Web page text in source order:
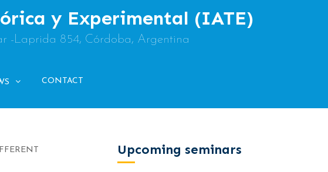
y Experimental (IATE)
-Laprida 854, Córdoba, Argentina
CONTACT
Upcoming seminars